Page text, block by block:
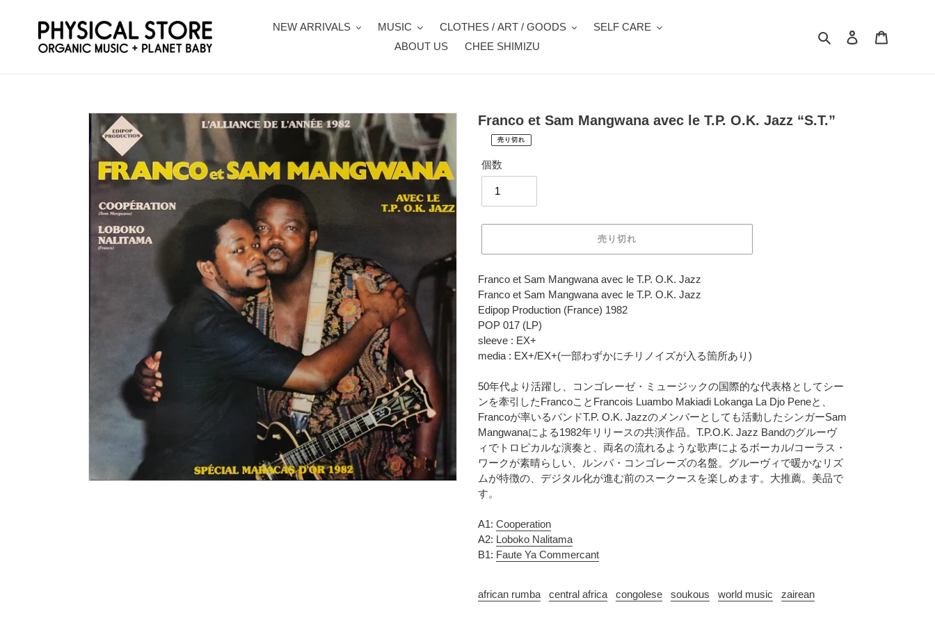
NEW ARRIVALS MUSIC CLOTHES / ART / GOODS
SELF CARE
ABOUT US
CHEE SHIMIZU
検索 ログイン
Franco et Sam Mangwana avec le T.P. O.K. Jazz “S.T.”
常
格
¥5,280
売り切れ
税
込
手
続
き
計
算
れ
ま
す
コ
ン
デ
ィ
シ
ン
表
記
い
個数
売り切れ
カ
ー
ト
に
商
品
追
加
す
る
Franco et Sam Mangwana avec le T.P. O.K. Jazz
Franco et Sam Mangwana avec le T.P. O.K. Jazz
Edipop Production (France) 1982
POP 017 (LP)
sleeve : EX+
media : EX+/EX+(一部わずかにチリノイズが入る箇所あり)
50年代より活躍し、コンゴレーゼ・ミュージックの国際的な代表格としてシー
ンを牽引したFrancoことFrancois Luambo Makiadi Lokanga La Djo Peneと、
Francoが率いるバンドT.P. O.K. Jazzのメンバーとしても活動したシンガーSam
Mangwanaによる1982年リリースの共演作品。T.P.O.K. Jazz Bandのグルーヴ
ィでトロピカルな演奏と、両名の流れるような歌声によるボーカル/コーラス・
ワークが素晴らしい、ルンバ・コンゴレーズの名盤。グルーヴィで暖かなリズ
ムが特徴の、デジタル化が進む前のスークースを楽しめます。大推薦。美品で
す。
A1: Cooperation
A2: Loboko Nalitama
B1: Faute Ya Commercant
african rumba central africa congolese soukous world music zairean